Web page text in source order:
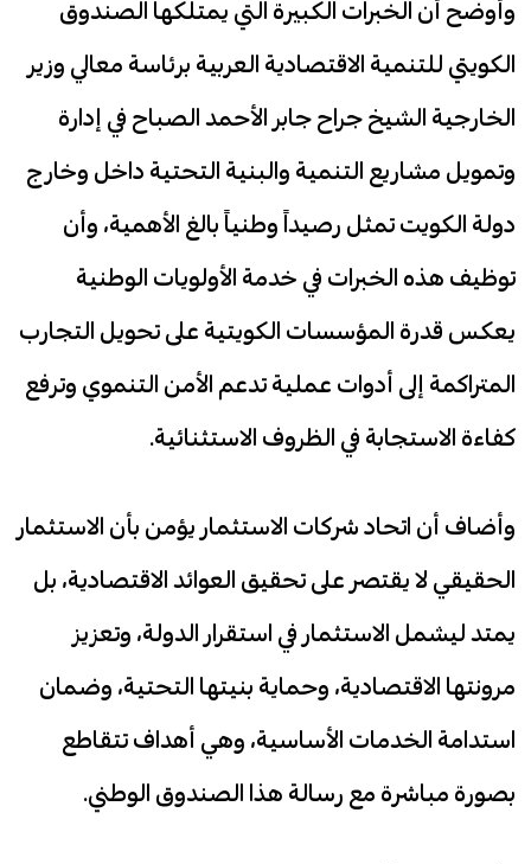
وأوضح أن الخبرات الكبيرة التي يمتلكها الصندوق
الكويتي للتنمية الاقتصادية العربية برئاسة معالي وزير
الخارجية الشيخ جراح جابر الأحمد الصباح في إدارة
وتمويل مشاريع التنمية والبنية التحتية داخل وخارج
دولة الكويت تمثل رصيداً وطنياً بالغ الأهمية، وأن
توظيف هذه الخبرات في خدمة الأولويات الوطنية
يعكس قدرة المؤسسات الكويتية على تحويل التجارب
المتراكمة إلى أدوات عملية تدعم الأمن التنموي وترفع
كفاءة الاستجابة في الظروف الاستثنائية.
وأضاف أن اتحاد شركات الاستثمار يؤمن بأن الاستثمار
الحقيقي لا يقتصر على تحقيق العوائد الاقتصادية، بل
يمتد ليشمل الاستثمار في استقرار الدولة، وتعزيز
مرونتها الاقتصادية، وحماية بنيتها التحتية، وضمان
استدامة الخدمات الأساسية، وهي أهداف تتقاطع
بصورة مباشرة مع رسالة هذا الصندوق الوطني.